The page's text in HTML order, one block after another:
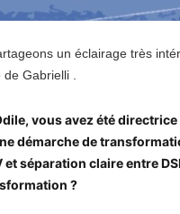
un éclairage très
de Gabrielli
vous avez été directrice
démarche de
et séparation claire entre
?